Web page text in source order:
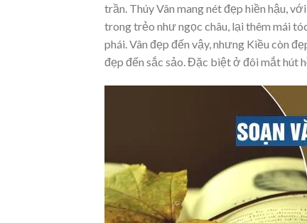
trần. Thúy Vân mang nét đẹp hiền hậu,
trong trẻo như ngọc châu, lại thêm mái
phái. Vân đẹp đến vậy, nhưng Kiều còn
đẹp đến sắc sảo. Đặc biệt ở đôi mắt hút